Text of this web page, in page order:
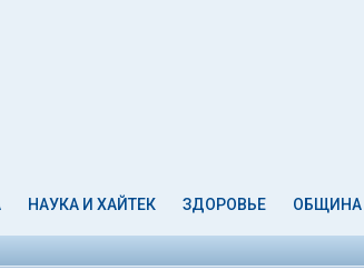
НАУКА И ХАЙТЕК ЗДОРОВЬЕ ОБЩИНА